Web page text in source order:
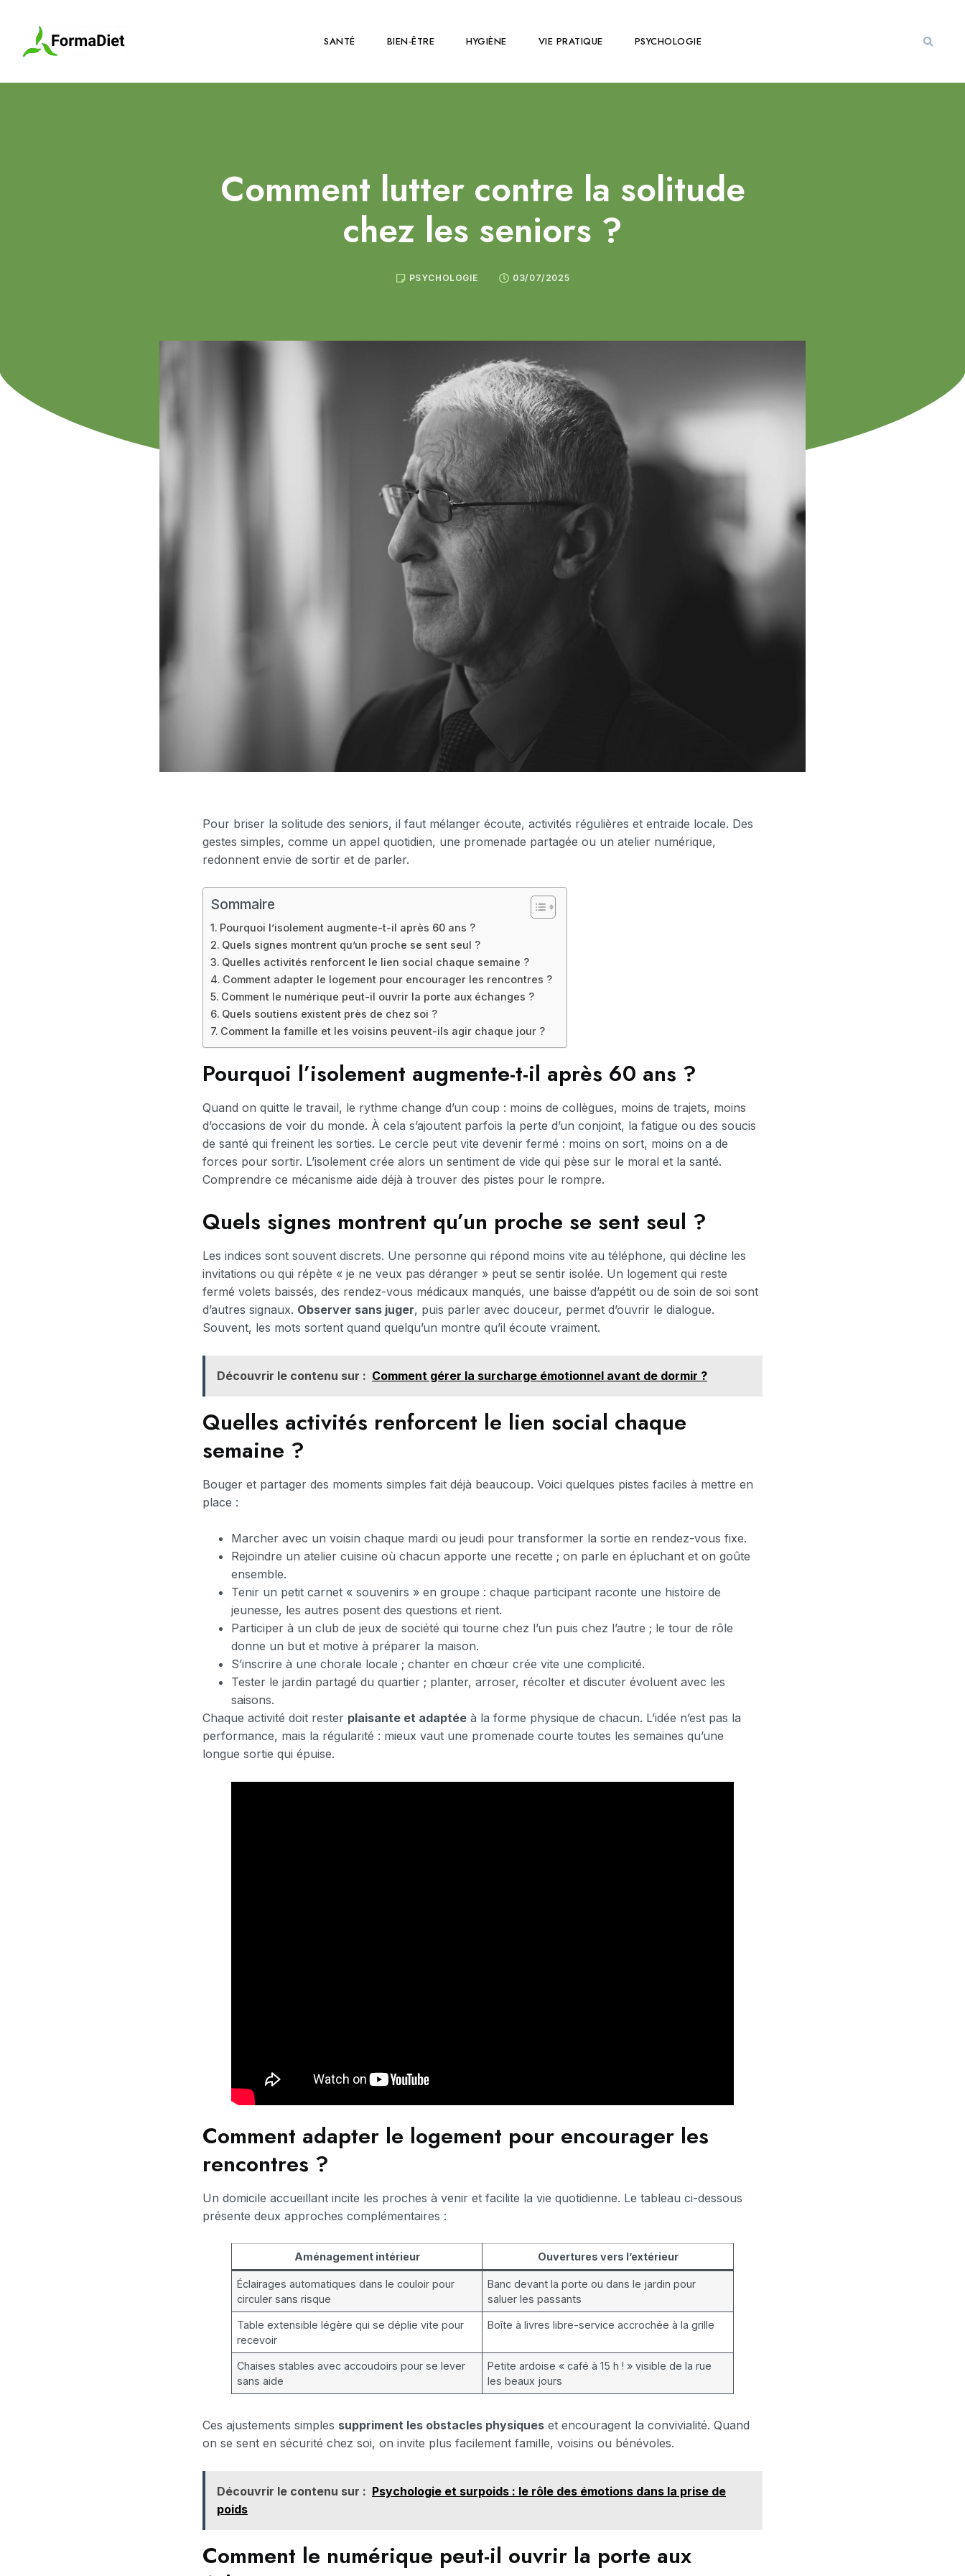
SANTÉ BIEN-ÊTRE HYGIÈNE VIE PRATIQUE PSYCHOLOGIE
Comment lutter contre la solitude
chez les seniors ?
PSYCHOLOGIE 03/07/2025
Pour briser la solitude des seniors, il faut mélanger écoute, activités régulières et entraide locale. Des
gestes simples, comme un appel quotidien, une promenade partagée ou un atelier numérique,
redonnent envie de sortir et de parler.
Sommaire
Pourquoi l’isolement augmente-t-il après 60 ans ?
Quels signes montrent qu’un proche se sent seul ?
Quelles activités renforcent le lien social chaque semaine ?
Comment adapter le logement pour encourager les rencontres ?
Comment le numérique peut-il ouvrir la porte aux échanges ?
Quels soutiens existent près de chez soi ?
Comment la famille et les voisins peuvent-ils agir chaque jour ?
Pourquoi l’isolement augmente-t-il après 60 ans ?
Quand on quitte le travail, le rythme change d’un coup : moins de collègues, moins de trajets, moins
d’occasions de voir du monde. À cela s’ajoutent parfois la perte d’un conjoint, la fatigue ou des soucis
de santé qui freinent les sorties. Le cercle peut vite devenir fermé : moins on sort, moins on a de
forces pour sortir. L’isolement crée alors un sentiment de vide qui pèse sur le moral et la santé.
Comprendre ce mécanisme aide déjà à trouver des pistes pour le rompre.
Quels signes montrent qu’un proche se sent seul ?
Les indices sont souvent discrets. Une personne qui répond moins vite au téléphone, qui décline les
invitations ou qui répète « je ne veux pas déranger » peut se sentir isolée. Un logement qui reste
fermé volets baissés, des rendez-vous médicaux manqués, une baisse d’appétit ou de soin de soi sont
d’autres signaux. Observer sans juger, puis parler avec douceur, permet d’ouvrir le dialogue.
Souvent, les mots sortent quand quelqu’un montre qu’il écoute vraiment.
Découvrir le contenu sur : Comment gérer la surcharge émotionnel avant de dormir ?
Quelles activités renforcent le lien social chaque
semaine ?
Bouger et partager des moments simples fait déjà beaucoup. Voici quelques pistes faciles à mettre en
place :
Marcher avec un voisin chaque mardi ou jeudi pour transformer la sortie en rendez-vous fixe.
Rejoindre un atelier cuisine où chacun apporte une recette ; on parle en épluchant et on goûte
ensemble.
Tenir un petit carnet « souvenirs » en groupe : chaque participant raconte une histoire de
jeunesse, les autres posent des questions et rient.
Participer à un club de jeux de société qui tourne chez l’un puis chez l’autre ; le tour de rôle
donne un but et motive à préparer la maison.
S’inscrire à une chorale locale ; chanter en chœur crée vite une complicité.
Tester le jardin partagé du quartier ; planter, arroser, récolter et discuter évoluent avec les
saisons.
Chaque activité doit rester plaisante et adaptée à la forme physique de chacun. L’idée n’est pas la
performance, mais la régularité : mieux vaut une promenade courte toutes les semaines qu’une
longue sortie qui épuise.
Comment adapter le logement pour encourager les
rencontres ?
Un domicile accueillant incite les proches à venir et facilite la vie quotidienne. Le tableau ci-dessous
présente deux approches complémentaires :
Aménagement intérieur Ouvertures vers l’extérieur
Éclairages automatiques dans le couloir pour
circuler sans risque
Banc devant la porte ou dans le jardin pour
saluer les passants
Table extensible légère qui se déplie vite pour
recevoir
Boîte à livres libre-service accrochée à la grille
Chaises stables avec accoudoirs pour se lever
sans aide
Petite ardoise « café à 15 h ! » visible de la rue
les beaux jours
Ces ajustements simples suppriment les obstacles physiques et encouragent la convivialité. Quand
on se sent en sécurité chez soi, on invite plus facilement famille, voisins ou bénévoles.
Découvrir le contenu sur : Psychologie et surpoids : le rôle des émotions dans la prise de
poids
Comment le numérique peut-il ouvrir la porte aux